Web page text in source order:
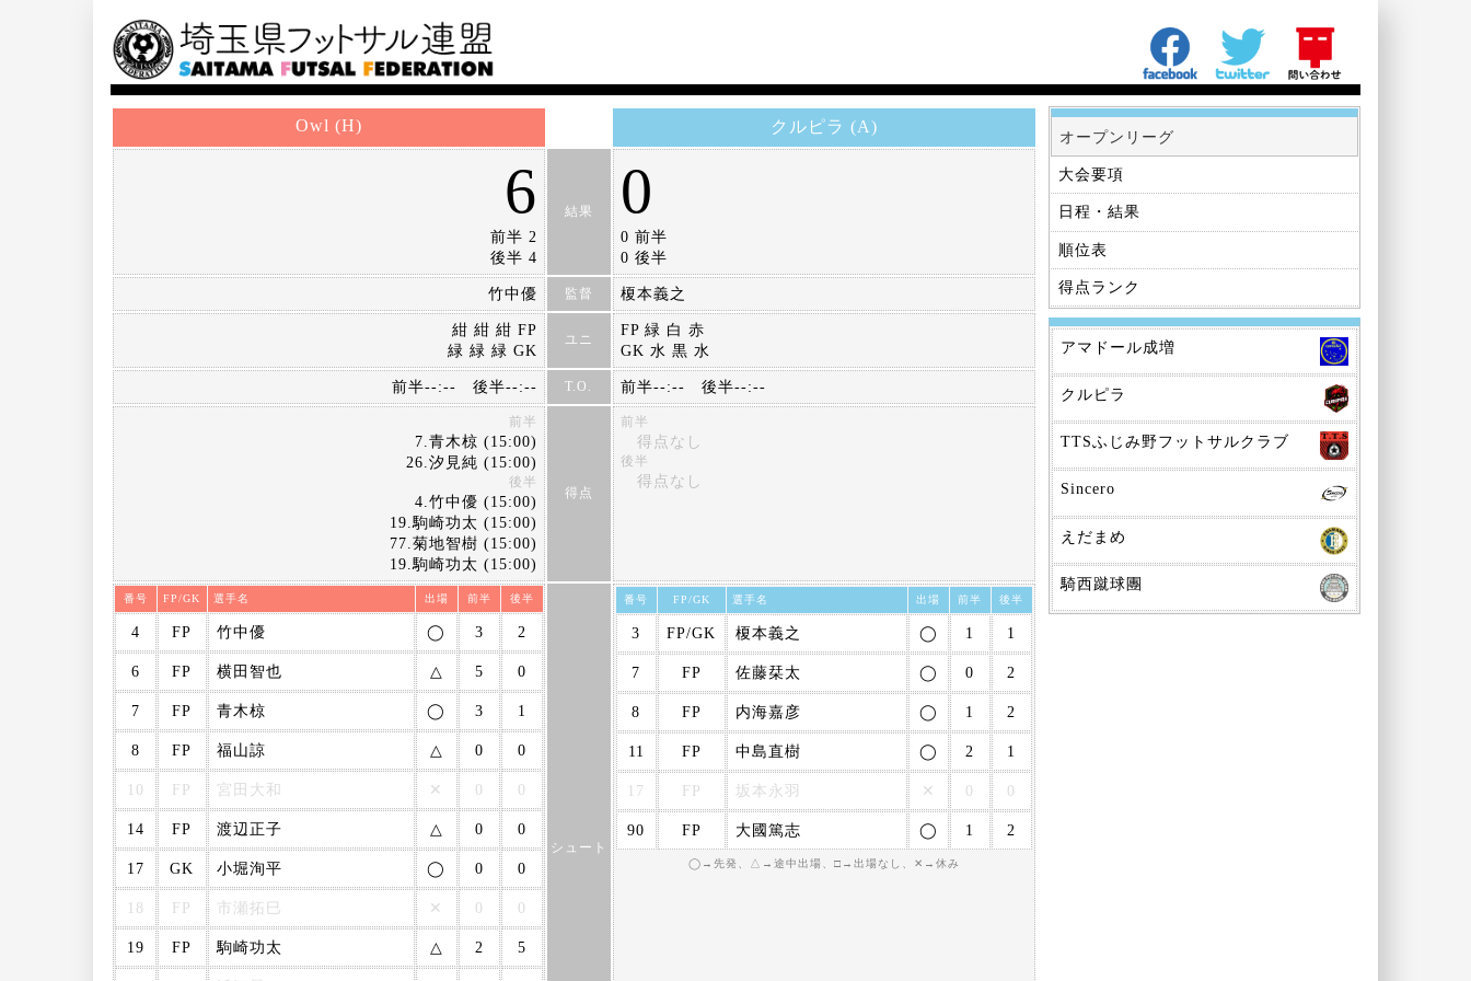
Owl (H) クルピラ (A)
6
前半 2
後半 4
結果 0
0 前半
0 後半
竹中優 監督 榎本義之
紺 紺 紺 FP
緑 緑 緑 GK
ユニ
FP 緑 白 赤
GK 水 黒 水
前半--:-- 後半--:-- T.O. 前半--:-- 後半--:--
前半
7.青木椋 (15:00)
26.汐見純 (15:00)
後半
4.竹中優 (15:00)
19.駒崎功太 (15:00)
77.菊地智樹 (15:00)
19.駒崎功太 (15:00)
得点
前半
得点なし
後半
得点なし
番号 FP/GK 選手名 出場 前半 後半
4 FP 竹中優 ◯ 3 2
6 FP 横田智也 △ 5 0
7 FP 青木椋 ◯ 3 1
8 FP 福山諒 △ 0 0
10 FP 宮田大和 ✕ 0 0
14 FP 渡辺正子 △ 0 0
17 GK 小堀洵平 ◯ 0 0
18 FP 市瀬拓巳 ✕ 0 0
19 FP 駒崎功太 △ 2 5
シュート
番号 FP/GK 選手名 出場 前半 後半
3 FP/GK 榎本義之 ◯ 1 1
7 FP 佐藤栞太 ◯ 0 2
8 FP 内海嘉彦 ◯ 1 2
11 FP 中島直樹 ◯ 2 1
17 FP 坂本永羽 ✕ 0 0
90 FP 大國篤志 ◯ 1 2
◯→先発、△→途中出場、□→出場なし、✕→休み
オープンリーグ
大会要項
日程・結果
順位表
得点ランク
アマドール成増
クルピラ
TTSふじみ野フットサルクラブ
Sincero
えだまめ
騎西蹴球團